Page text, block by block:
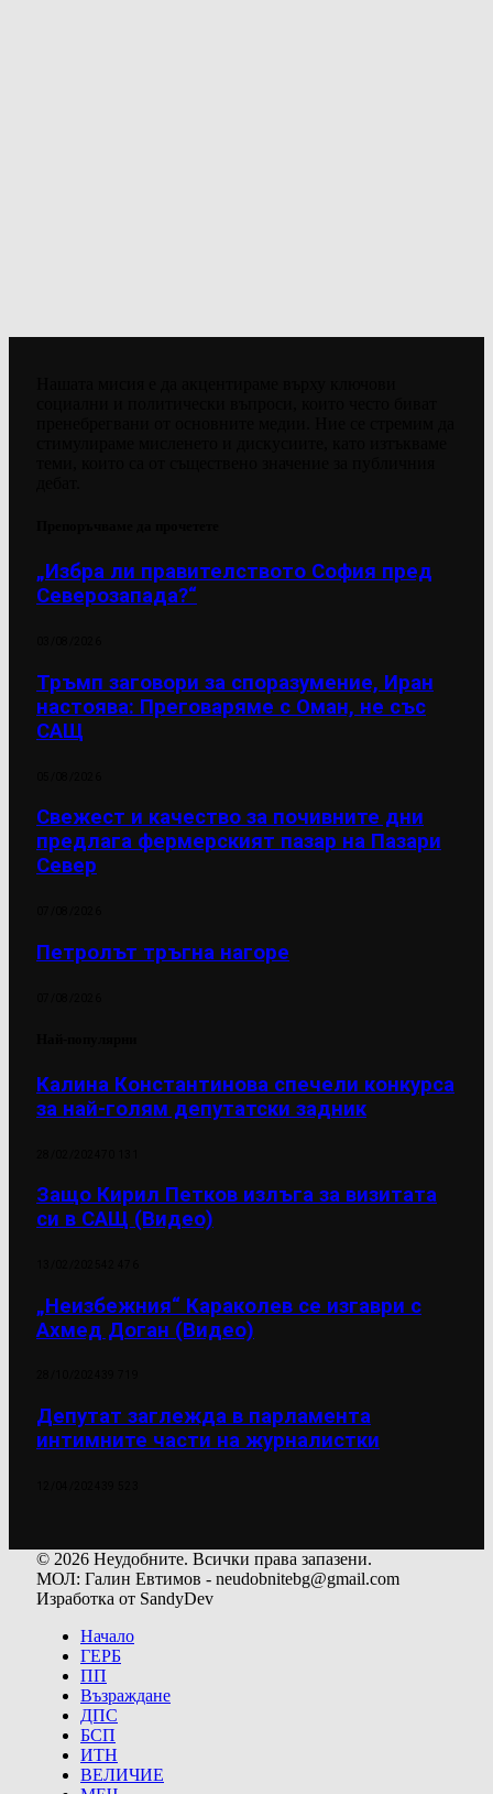
„Избра ли правителството София пред
Северозапада?“
Тръмп заговори за споразумение, Иран
настоява: Преговаряме с Оман, не със
САЩ
Свежест и качество за почивните дни
предлага фермерският пазар на Пазари
Север
Петролът тръгна нагоре
Калина Константинова спечели конкурса
за най-голям депутатски задник
Защо Кирил Петков излъга за визитата
си в САЩ (Видео)
„Неизбежния“ Караколев се изгаври с
Ахмед Доган (Видео)
Депутат заглежда в парламента
интимните части на журналистки
© 2026 Неудобните. Всички права запазени.
МОЛ: Галин Евтимов - neudobnitebg@gmail.com
Изработка от SandyDev
Начало
ГЕРБ
ПП
Възраждане
ДПС
БСП
ИТН
ВЕЛИЧИЕ